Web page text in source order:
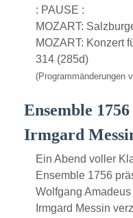
: PAUSE :
MOZART:
MOZART: Konzert
314 (285d)
(Programmänderungen
Ensemble
Irmgard
Ein Abend voller
Ensemble 1756
Wolfgang
Irmgard Messin